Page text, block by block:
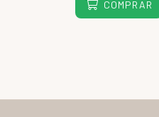
COMPRAR